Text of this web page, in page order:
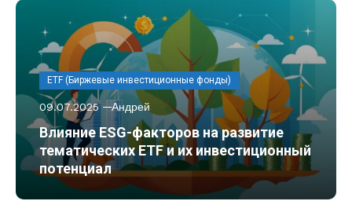
ETF (Биржевые инвестиционные фонды)
09.07.2025 Андрей
Влияние ESG-факторов на развитие
тематических ETF и их инвестиционный
потенциал